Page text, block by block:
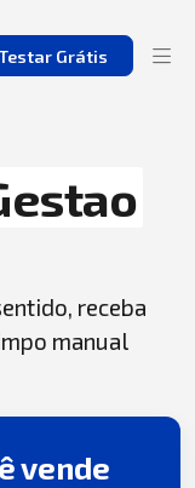
Testar Grátis
receba
manual
vende